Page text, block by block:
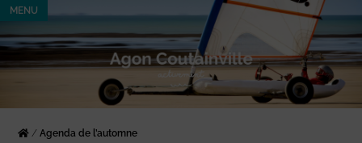
MENU
/Agenda de l’automne